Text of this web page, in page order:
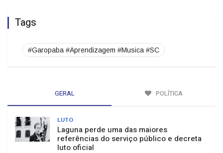
Tags
#Garopaba #Aprendizagem #Musica #SC
GERAL POLÍTICA
LUTO
Laguna perde uma das maiores
referências do serviço público e decreta
luto oficial